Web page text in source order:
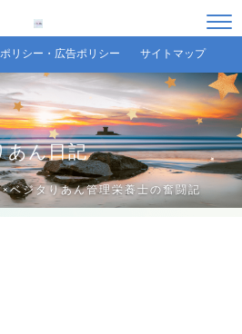
リシー・広告ポリシー サイトマップ
あん日記
ベジタりあん管理栄養士の奮闘記